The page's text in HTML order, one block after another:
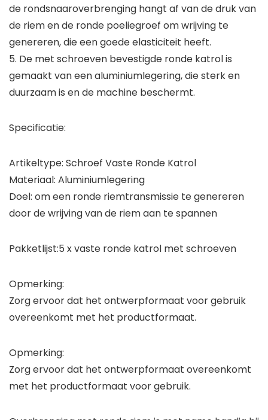
de rondsnaaroverbrenging hangt af van de druk van
de riem en de ronde poeliegroef om wrijving te
genereren, die een goede elasticiteit heeft.
5. De met schroeven bevestigde ronde katrol is
gemaakt van een aluminiumlegering, die sterk en
duurzaam is en de machine beschermt.
Specificatie:
Artikeltype: Schroef Vaste Ronde Katrol
Materiaal: Aluminiumlegering
Doel: om een ​​ronde riemtransmissie te genereren
door de wrijving van de riem aan te spannen
Pakketlijst:5 x vaste ronde katrol met schroeven
Opmerking:
Zorg ervoor dat het ontwerpformaat voor gebruik
overeenkomt met het productformaat.
Opmerking:
Zorg ervoor dat het ontwerpformaat overeenkomt
met het productformaat voor gebruik.